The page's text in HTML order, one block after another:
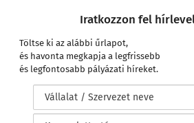
Iratkozzon fel
Töltse ki az alábbi űrlapot,
és havonta megkapja a legfrissebb
és legfontosabb pályázati híreket.